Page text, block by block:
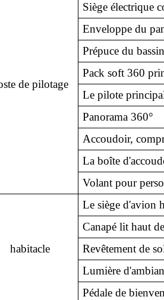
de pilotage
Siège électrique
Enveloppe du
Prépuce du
Pack soft 360
Le pilote
Panorama 360°
Accoudoir,
La boîte
Volant pour
habitacle
Le siège d'avion
Canapé lit haut
Revêtement de
Lumière
Pédale de